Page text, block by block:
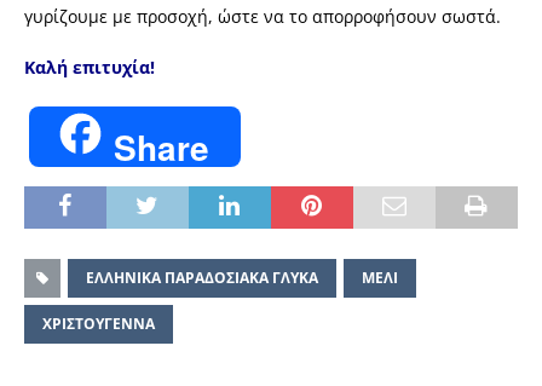
γυρίζουμε με προσοχή, ώστε να το απορροφήσουν σωστά.
Καλή επιτυχία!
Share
ΕΛΛΗΝΙΚΑ ΠΑΡΑΔΟΣΙΑΚΑ ΓΛΥΚΑ ΜΕΛΙ
ΧΡΙΣΤΟΥΓΕΝΝΑ